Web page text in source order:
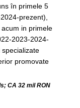
în primele 5
prezent),
in primele
2023-2024-
promovate
CA 32 mil RON